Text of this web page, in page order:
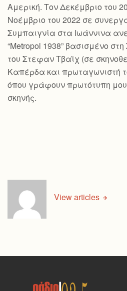
Αμερική. Τον Δεκέμβριο του
Νοέμβριο του 2022 σε
Συμπαιγνία στα Ιωάννινα
“Metropol 1938” βασισμένο
του Στεφαν Τβαϊχ (σε
Καπέρδα και πρωταγωνιστή
όπου γράφουν πρωτότυπη
σκηνής.
View articles